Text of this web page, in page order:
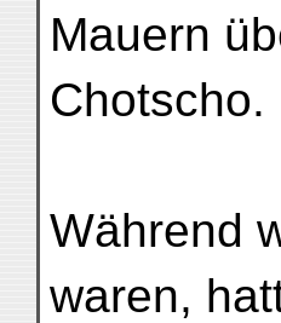
Mauern
Chotscho.
Während
waren,